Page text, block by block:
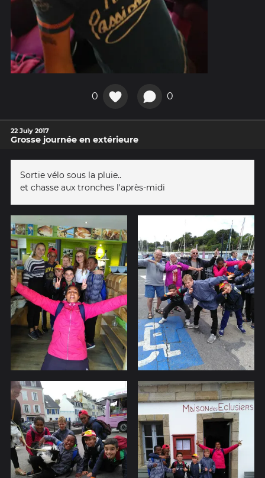
0 0
22 July 2017
Grosse journée en extérieure
Sortie vélo sous la pluie..
et chasse aux tronches l'après-midi